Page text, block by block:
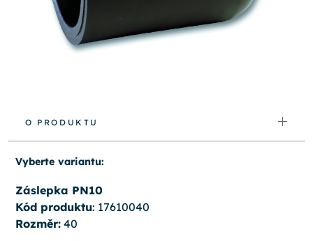
O PRODUKTU
Vyberte variantu:
Záslepka PN10
Kód produktu: 17610040
Rozměr:40